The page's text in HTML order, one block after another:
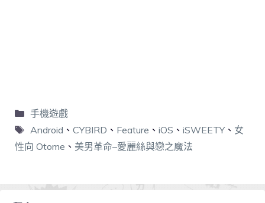
手機遊戲
Android 、 CYBIRD 、 Feature 、 iOS 、 iSWEETY、 女
性向 Otome 、 美男革命–愛麗絲與戀之魔法